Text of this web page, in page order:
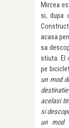
Mircea
si, dupa
acasa
sa
stiuta. El
pe
unmod
acelasi
si
un mod